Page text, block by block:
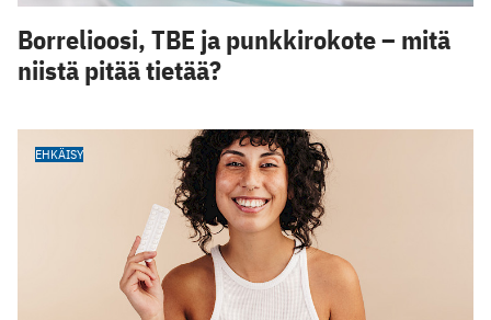
Borrelioosi, TBE ja punkkirokote – mitä
niistä pitää tietää?
EHKÄISY